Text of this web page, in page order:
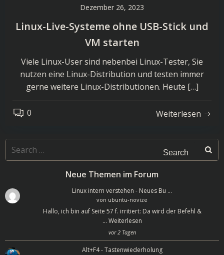
Dezember 26, 2023
Linux-Live-Systeme ohne USB-Stick und
VM starten
Viele Linux-User sind nebenbei Linux-Tester, Sie
nutzen eine Linux-Distribution und testen immer
gerne weitere Linux-Distributionen. Heute […]
0 Weiterlesen
Search
for:
Neue Themen im Forum
Linux intern verstehen - Neues Bu …
von ubuntu-novize
Hallo, ich bin auf Seite 57 f. irritiert: Da wird der Befehl &
… Weiterlesen
vor 2 Tagen
Alt+F4 - Tastenwiederholung